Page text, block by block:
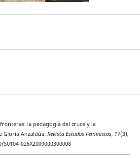
la pedagogía del cruce y la
Gloria Anzaldúa. Revista Estudos Feministas, 17(3),
026X2009000300008